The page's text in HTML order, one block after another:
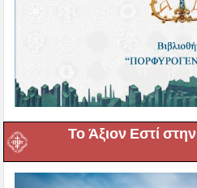
Το Άξιον Εστί